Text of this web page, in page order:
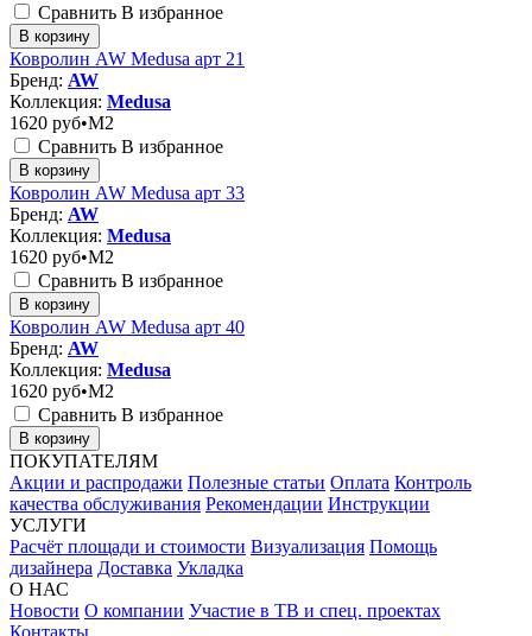
Сравнить В избранное
В корзину
Ковролин AW Medusa арт 21
Бренд: AW
Коллекция: Medusa
1620 руб•M2
Сравнить В избранное
В корзину
Ковролин AW Medusa арт 33
Бренд: AW
Коллекция: Medusa
1620 руб•M2
Сравнить В избранное
В корзину
Ковролин AW Medusa арт 40
Бренд: AW
Коллекция: Medusa
1620 руб•M2
Сравнить В избранное
В корзину
ПОКУПАТЕЛЯМ
Акции и распродажи Полезные статьи Оплата Контроль
качества обслуживания Рекомендации Инструкции
УСЛУГИ
Расчёт площади и стоимости Визуализация Помощь
дизайнера Доставка Укладка
О НАС
Новости О компании Участие в ТВ и спец. проектах
Контакты